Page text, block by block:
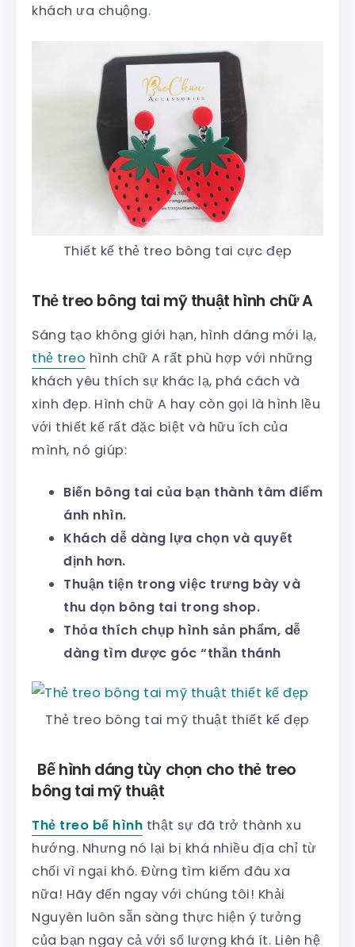
khách ưa chuộng.
Thiết kế thẻ treo bông tai cực đẹp
Thẻ treo bông tai mỹ thuật hình chữ A
Sáng tạo không giới hạn, hình dáng mới lạ,
thẻ treo hình chữ A rất phù hợp với những
khách yêu thích sự khác lạ, phá cách và
xinh đẹp. Hình chữ A hay còn gọi là hình lều
với thiết kế rất đặc biệt và hữu ích của
mình, nó giúp:
Biến bông tai của bạn thành tâm điểm
ánh nhìn.
Khách dễ dàng lựa chọn và quyết
định hơn.
Thuận tiện trong việc trưng bày và
thu dọn bông tai trong shop.
Thỏa thích chụp hình sản phẩm, dễ
dàng tìm được góc “thần thánh
Thẻ treo bông tai mỹ thuật thiết kế đẹp
Bế hình dáng tùy chọn cho thẻ treo
bông tai mỹ thuật
Thẻ treo bế hình thật sự đã trở thành xu
hướng. Nhưng nó lại bị khá nhiều địa chỉ từ
chối vì ngại khó. Đừng tìm kiếm đâu xa
nữa! Hãy đến ngay với chúng tôi! Khải
Nguyên luôn sẵn sàng thực hiện ý tưởng
của bạn ngay cả với số lượng khá ít. Liên hệ